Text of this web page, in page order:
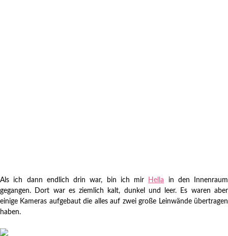
Als ich dann endlich drin war, bin ich mir Hella in den Innenraum
gegangen. Dort war es ziemlich kalt, dunkel und leer. Es waren aber
einige Kameras aufgebaut die alles auf zwei große Leinwände übertragen
haben.